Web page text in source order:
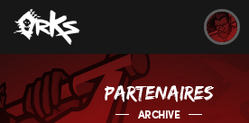
PARTENAIRES
ARCHIVE